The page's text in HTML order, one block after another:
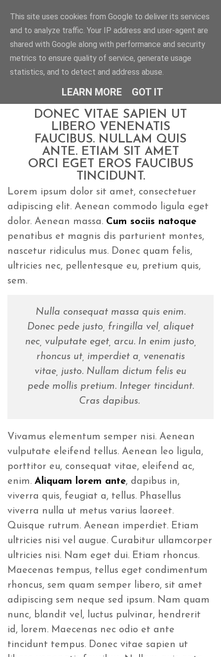
KANCELARIA ADWOKACKA
ALEKSANDRA SIKORA-BENEŚ
18.02.2016
DONEC VITAE SAPIEN UT
LIBERO VENENATIS
FAUCIBUS. NULLAM QUIS
ANTE. ETIAM SIT AMET
ORCI EGET EROS FAUCIBUS
TINCIDUNT.
Lorem ipsum dolor sit amet, consectetuer
adipiscing elit. Aenean commodo ligula eget
dolor. Aenean massa. Cum sociis natoque
penatibus et magnis dis parturient montes,
nascetur ridiculus mus. Donec quam felis,
ultricies nec, pellentesque eu, pretium quis,
sem.
Nulla consequat massa quis enim.
Donec pede justo, fringilla vel, aliquet
nec, vulputate eget, arcu. In enim justo,
rhoncus ut, imperdiet a, venenatis
vitae, justo. Nullam dictum felis eu
pede mollis pretium. Integer tincidunt.
Cras dapibus.
Vivamus elementum semper nisi. Aenean
vulputate eleifend tellus. Aenean leo ligula,
porttitor eu, consequat vitae, eleifend ac,
enim. Aliquam lorem ante, dapibus in,
viverra quis, feugiat a, tellus. Phasellus
viverra nulla ut metus varius laoreet.
Quisque rutrum. Aenean imperdiet. Etiam
ultricies nisi vel augue. Curabitur ullamcorper
ultricies nisi. Nam eget dui. Etiam rhoncus.
Maecenas tempus, tellus eget condimentum
rhoncus, sem quam semper libero, sit amet
adipiscing sem neque sed ipsum. Nam quam
nunc, blandit vel, luctus pulvinar, hendrerit
id, lorem. Maecenas nec odio et ante
tincidunt tempus. Donec vitae sapien ut
This site uses cookies from Google to deliver its services
and to analyze traffic. Your IP address and user-agent are
shared with Google along with performance and security
metrics to ensure quality of service, generate usage
statistics, and to detect and address abuse.
LEARN MORE GOT IT